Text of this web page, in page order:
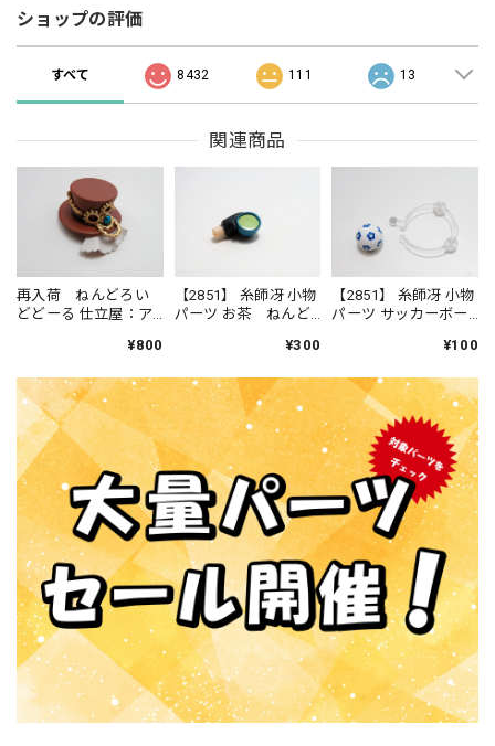
ショップの評価
すべて 8432 111 13
関連商品
再入荷 ねんどろい
どどーる 仕立屋：ア
¥800
【2851】 糸師冴 小物
パーツ お茶 ねんど
¥300
【2851】 糸師冴 小物
パーツ サッカーボー
¥100